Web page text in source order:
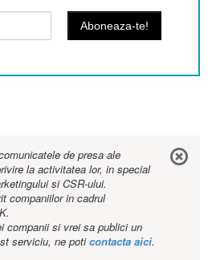
de presa ale
la activitatea lor, in special
si CSR-ului.
companiilor in cadrul
companii si vrei sa publici un
serviciu, ne poticontacta aici.